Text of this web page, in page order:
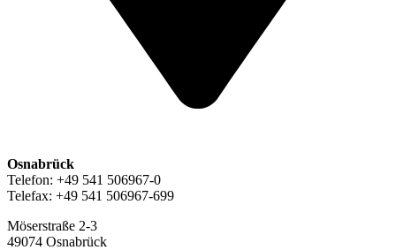
Osnabrück
Telefon: +49 541 506967-0
Telefax: +49 541 506967-699
Möserstraße 2-3
49074 Osnabrück